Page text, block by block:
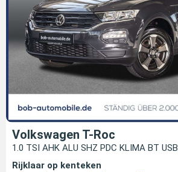
Volkswagen T-Roc
1.0 TSI AHK ALU SHZ PDC KLIMA BT USB
Rijklaar op kenteken